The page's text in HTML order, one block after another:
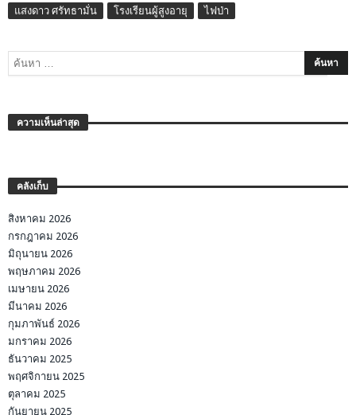
แสงดาว ศรัทธามั่น
โรงเรียนผู้สูงอายุ ไฟป่า
ความเห็นล่าสุด
คลังเก็บ
สิงหาคม 2026
กรกฎาคม 2026
มิถุนายน 2026
พฤษภาคม 2026
เมษายน 2026
มีนาคม 2026
กุมภาพันธ์ 2026
มกราคม 2026
ธันวาคม 2025
พฤศจิกายน 2025
ตุลาคม 2025
กันยายน 2025